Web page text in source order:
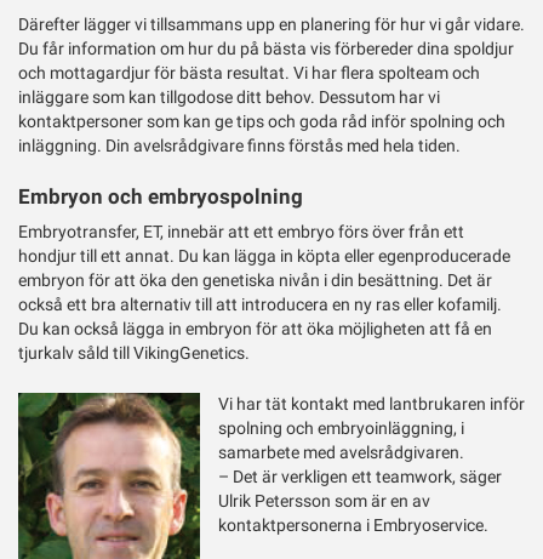
Därefter lägger vi tillsammans upp en planering för hur vi går vidare.
Du får information om hur du på bästa vis förbereder dina spoldjur
och mottagardjur för bästa resultat. Vi har flera spolteam och
inläggare som kan tillgodose ditt behov. Dessutom har vi
kontaktpersoner som kan ge tips och goda råd inför spolning och
inläggning. Din avelsrådgivare finns förstås med hela tiden.
Embryon och embryospolning
Embryotransfer, ET, innebär att ett embryo förs över från ett
hondjur till ett annat. Du kan lägga in köpta eller egenproducerade
embryon för att öka den genetiska nivån i din besättning. Det är
också ett bra alternativ till att introducera en ny ras eller kofamilj.
Du kan också lägga in embryon för att öka möjligheten att få en
tjurkalv såld till VikingGenetics.
Vi har tät kontakt med lantbrukaren inför
spolning och embryoinläggning, i
samarbete med avelsrådgivaren.
– Det är verkligen ett teamwork, säger
Ulrik Petersson som är en av
kontaktpersonerna i Embryoservice.